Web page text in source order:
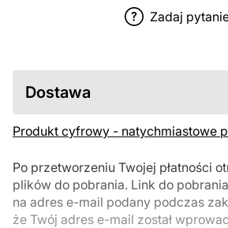
Zadaj
Dostawa
Produkt cyfrowy - natychmiastowe
Po przetworzeniu Twojej płatności
plików do pobrania. Link do
na adres e-mail podany podczas
że Twój adres e-mail został